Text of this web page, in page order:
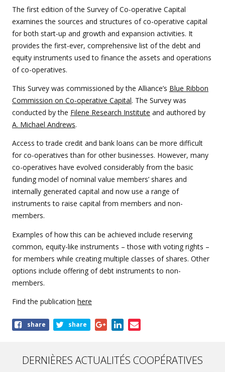
The first edition of the Survey of Co-operative Capital
examines the sources and structures of co-operative capital
for both start-up and growth and expansion activities. It
provides the first-ever, comprehensive list of the debt and
equity instruments used to finance the assets and operations
of co-operatives.
This Survey was commissioned by the Alliance’s Blue Ribbon
Commission on Co-operative Capital. The Survey was
conducted by the Filene Research Institute and authored by
A. Michael Andrews.
Access to trade credit and bank loans can be more difficult
for co-operatives than for other businesses. However, many
co-operatives have evolved considerably from the basic
funding model of nominal value members’ shares and
internally generated capital and now use a range of
instruments to raise capital from members and non-
members.
Examples of how this can be achieved include reserving
common, equity-like instruments – those with voting rights –
for members while creating multiple classes of shares. Other
options include offering of debt instruments to non-
members.
Find the publication here
Shareshare share
DERNIÈRES ACTUALITÉS COOPÉRATIVES